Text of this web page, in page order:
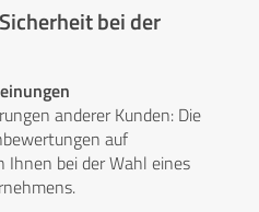
bei der
anderer Kunden: Die
auf
Ihnen bei der Wahl eines